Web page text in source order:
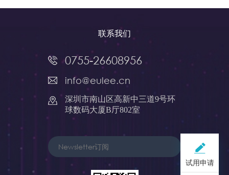
联系我们
0755-26608956
info@eulee.cn
深圳市南山区高新中三道9号环
球数码大厦B厅802室
试用申请